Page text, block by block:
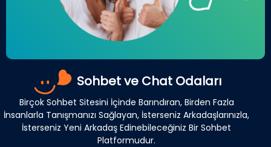
Sohbet ve Chat Odaları
Birçok Sohbet Sitesini İçinde Barındıran, Birden Fazla
İnsanlarla Tanışmanızı Sağlayan, İsterseniz Arkadaşlarınızla,
İsterseniz Yeni Arkadaş Edinebileceğiniz Bir Sohbet
Platformudur.